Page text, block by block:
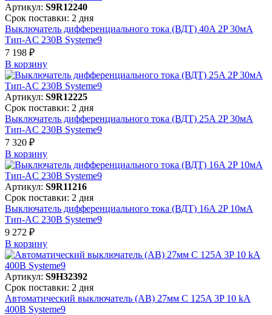
Артикул: S9R12240
Срок поставки: 2 дня
Выключатель дифференциального тока (ВДТ) 40A 2P 30мА
Тип-AC 230В Systeme9
7 198 ₽
В корзинy
Артикул: S9R12225
Срок поставки: 2 дня
Выключатель дифференциального тока (ВДТ) 25A 2P 30мА
Тип-AC 230В Systeme9
7 320 ₽
В корзинy
Артикул: S9R11216
Срок поставки: 2 дня
Выключатель дифференциального тока (ВДТ) 16A 2P 10мА
Тип-AC 230В Systeme9
9 272 ₽
В корзинy
Артикул: S9H32392
Срок поставки: 2 дня
Автоматический выключатель (АВ) 27мм C 125A 3P 10 kA
400В Systeme9